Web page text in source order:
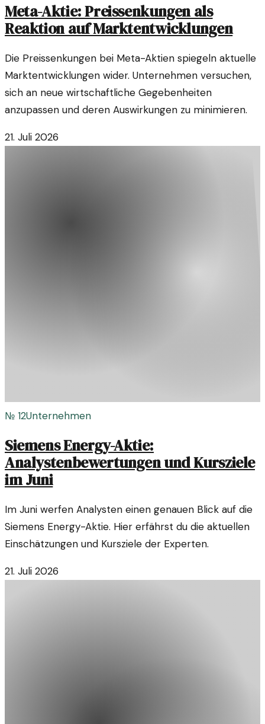
Meta-Aktie: Preissenkungen als
Reaktion auf Marktentwicklungen
Die Preissenkungen bei Meta-Aktien spiegeln aktuelle
Marktentwicklungen wider. Unternehmen versuchen,
sich an neue wirtschaftliche Gegebenheiten
anzupassen und deren Auswirkungen zu minimieren.
21. Juli 2026
№ 12Unternehmen
Siemens Energy-Aktie:
Analystenbewertungen und Kursziele
im Juni
Im Juni werfen Analysten einen genauen Blick auf die
Siemens Energy-Aktie. Hier erfährst du die aktuellen
Einschätzungen und Kursziele der Experten.
21. Juli 2026